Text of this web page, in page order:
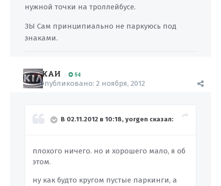
нужной точки на троллейбусе.
ЗЫ Сам принципиально не паркуюсь под
знаками.
КАИ 54
Опубликовано: 2 ноября, 2012
В 02.11.2012 в 10:18, yorgen сказал:
плохого ничего. но и хорошего мало, я об
этом.
ну как будто кругом пустые паркинги, а